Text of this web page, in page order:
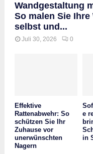
Wandgestaltung
So malen Sie Ihre
selbst und...
Juli 30, 2026 0
Effektive
Rattenabwehr: So
schützen Sie Ihr
Zuhause vor
unerwünschten
Nagern
e
in